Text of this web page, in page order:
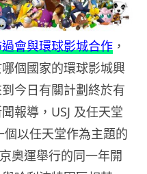
會與環球影城合作 ，
個國家的環球影城興
今日有關計劃終於有
報導，USJ 及任天堂
以任天堂作為主題的
奧運舉行的同一年開